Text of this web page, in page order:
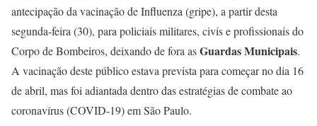
antecipação da vacinação de Influenza (gripe), a partir desta
segunda-feira (30), para policiais militares, civis e profissionais do
Corpo de Bombeiros, deixando de fora asGuardas Municipais.
A vacinação deste público estava prevista para começar no dia 16
de abril, mas foi adiantada dentro das estratégias de combate ao
coronavírus (COVID-19) em São Paulo.